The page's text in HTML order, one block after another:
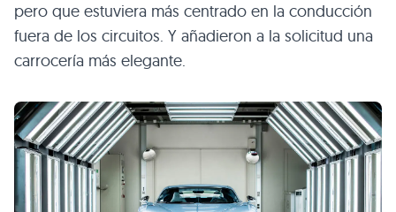
pero que estuviera más centrado en la conducción
fuera de los circuitos. Y añadieron a la solicitud una
carrocería más elegante.